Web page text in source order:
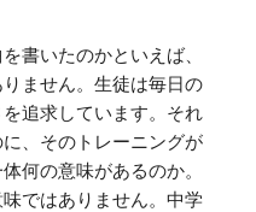
書いたのかといえば、
ません。生徒は毎日の
追求しています。それ
、そのトレーニングが
何の意味があるのか。
ではありません。中学